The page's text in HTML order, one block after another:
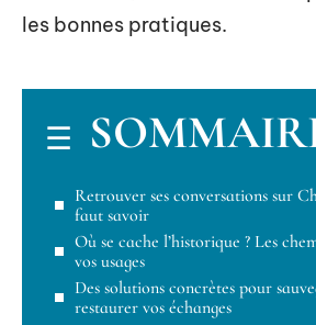
les bonnes pratiques.
Retrouver ses conversations sur
faut savoir
Où se cache l’historique ? Les
vos usages
Des solutions concrètes pour
restaurer vos échanges